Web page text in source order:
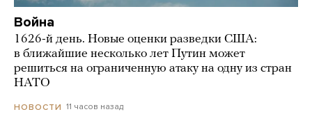
Война
1626-й день. Новые оценки разведки США:
в ближайшие несколько лет Путин может
решиться на ограниченную атаку на одну из стран
НАТО
НОВОСТИ 11 часов назад